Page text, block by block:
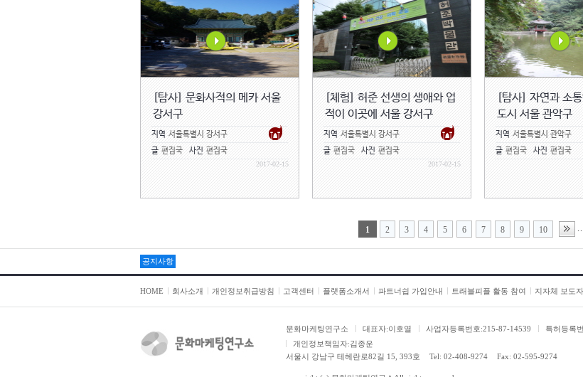
[탐사] 문화사적의 메카 서울
강서구
지역 서울특별시 강서구
글 편집국 사진 편집국
2017-02-15
[체험] 허준 선생의 생애와 업
적이 이곳에 서울 강서구
지역 서울특별시 강서구
글 편집국 사진 편집국
2017-02-15
[탐사] 자연과 소
도시 서울 관악구
지역 서울특별시 관악구
글 편집국 사진 편집국
1 2 3 4 5 6 7 8 9 10
공지사항
HOME 회사소개 개인정보취급방침 고객센터 플랫폼소개서 파트너쉽 가입안내 트래블피플 활동 참여 지자체 보도
문화마케팅연구소 대표자:이호열 사업자등록번호:215-87-14539 특허등록
개인정보책임자:김종운
서울시 강남구 테헤란로82길 15, 393호
Tel: 02-408-9274 Fax: 02-595-9274